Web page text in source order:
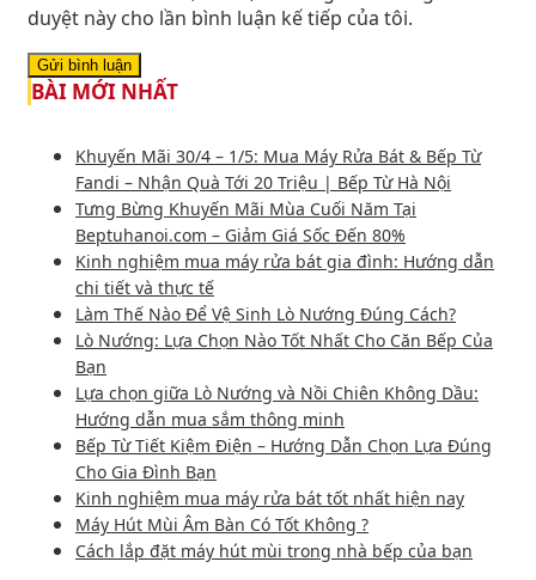
duyệt này cho lần bình luận kế tiếp của tôi.
BÀI MỚI NHẤT
Khuyến Mãi 30/4 – 1/5: Mua Máy Rửa Bát & Bếp Từ
Fandi – Nhận Quà Tới 20 Triệu | Bếp Từ Hà Nội
Tưng Bừng Khuyến Mãi Mùa Cuối Năm Tại
Beptuhanoi.com – Giảm Giá Sốc Đến 80%
Kinh nghiệm mua máy rửa bát gia đình: Hướng dẫn
chi tiết và thực tế
Làm Thế Nào Để Vệ Sinh Lò Nướng Đúng Cách?
Lò Nướng: Lựa Chọn Nào Tốt Nhất Cho Căn Bếp Của
Bạn
Lựa chọn giữa Lò Nướng và Nồi Chiên Không Dầu:
Hướng dẫn mua sắm thông minh
Bếp Từ Tiết Kiệm Điện – Hướng Dẫn Chọn Lựa Đúng
Cho Gia Đình Bạn
Kinh nghiệm mua máy rửa bát tốt nhất hiện nay
Máy Hút Mùi Âm Bàn Có Tốt Không ?
Cách lắp đặt máy hút mùi trong nhà bếp của bạn